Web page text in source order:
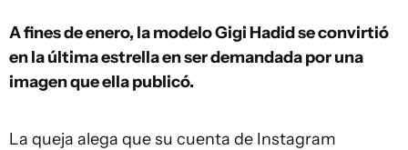
A fines de enero, la modelo Gigi Hadid se convirtió
en la última estrella enserdemandadapor una
imagen que ella publicó.
La queja alega que su cuenta de Instagram